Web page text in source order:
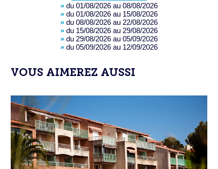
» du 01/08/2026 au 08/08/2026
» du 01/08/2026 au 15/08/2026
» du 08/08/2026 au 22/08/2026
» du 15/08/2026 au 29/08/2026
» du 29/08/2026 au 05/09/2026
» du 05/09/2026 au 12/09/2026
VOUS AIMEREZ AUSSI